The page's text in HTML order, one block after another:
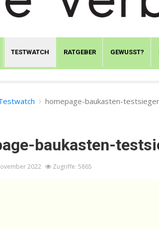
TESTWATCH RATGEBER GEWUSST?
homepage-baukasten-
baukasten-
2022 Zugriffe: 5865